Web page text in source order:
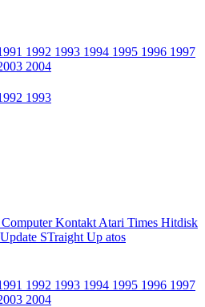
1992 1993 1994 1995 1996 1997
2004
1993
Computer Kontakt Atari Times Hitdisk
STraight Up atos
1992 1993 1994 1995 1996 1997
2004